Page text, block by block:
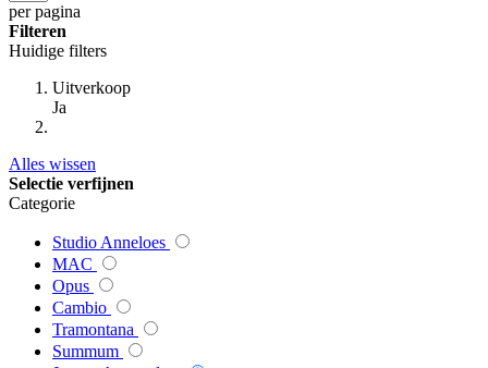
per pagina
Filteren
Huidige filters
Uitverkoop
Ja
Alles wissen
Selectie verfijnen
Categorie
Studio Anneloes
MAC
Opus
Cambio
Tramontana
Summum